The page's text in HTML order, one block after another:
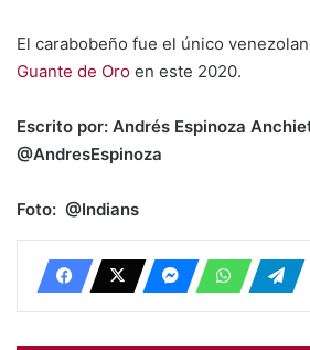
El carabobeño fue el único
Guante de Oro en este 2020.
Escrito por: Andrés Espinoza
@AndresEspinoza
Foto: @Indians